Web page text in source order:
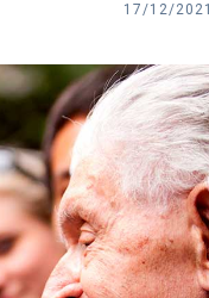
17/12/2021